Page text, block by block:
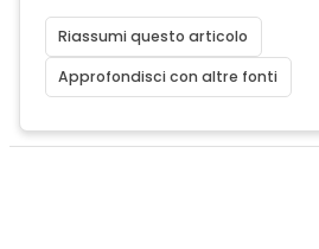
Riassumi questo articolo
Approfondisci con altre fonti